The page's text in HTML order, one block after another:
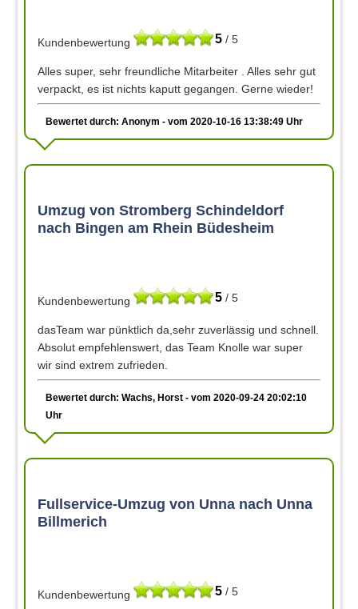
5 / 5
Kundenbewertung
Alles super, sehr freundliche Mitarbeiter . Alles sehr gut
verpackt, es ist nichts kaputt gegangen. Gerne wieder!
Bewertet durch: Anonym - vom 2020-10-16 13:38:49 Uhr
Umzug von Stromberg Schindeldorf
nach Bingen am Rhein Büdesheim
5 / 5
Kundenbewertung
dasTeam war pünktlich da,sehr zuverlässig und schnell.
Absolut empfehlenswert, das Team Knolle war super
wir sind extrem zufrieden.
Bewertet durch: Wachs, Horst - vom 2020-09-24 20:02:10
Uhr
Fullservice-Umzug von Unna nach Unna
Billmerich
5 / 5
Kundenbewertung